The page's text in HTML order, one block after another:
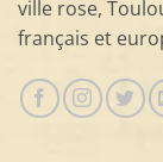
ville rose,
français et